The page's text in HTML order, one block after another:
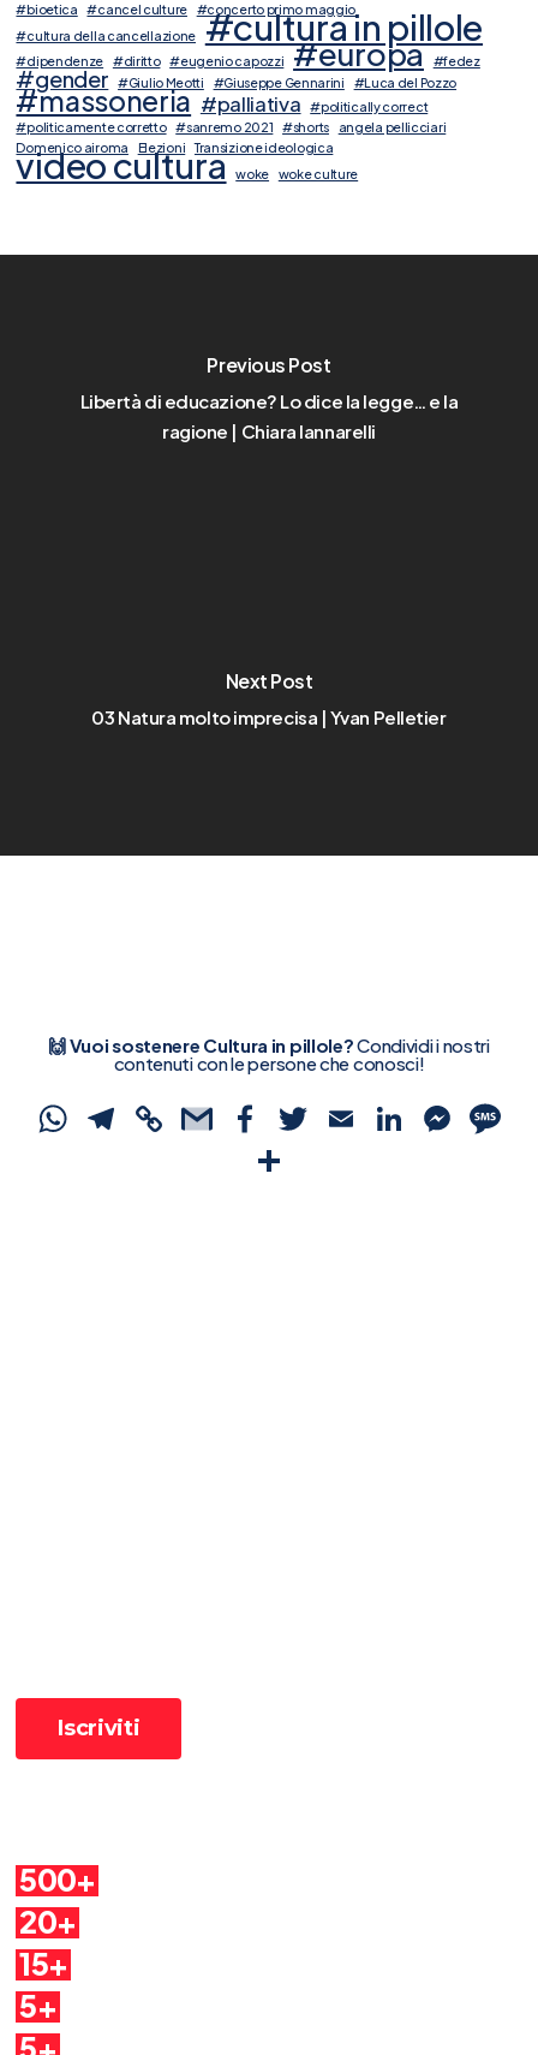
#bioetica #cancel culture
#concerto primo maggio
#cultura della cancellazione #cultura in pillole
#dipendenze #diritto #eugenio capozzi #europa #fedez
#gender #Giulio Meotti #Giuseppe Gennarini #Luca del Pozzo
#massoneria #palliativa
#politically correct
#politicamente corretto #sanremo 2021 #shorts
angela pellicciari
Domenico airoma
Elezioni Transizione ideologica
video cultura woke woke culture
Previous Post
Libertà di educazione? Lo dice la legge… e la
ragione | Chiara Iannarelli
Next Post
03 Natura molto imprecisa | Yvan Pelletier
🙌 Vuoi sostenere Cultura in pillole?Condividi i nostri
contenuti con le persone che conosci!
WhatsApp
Telegram
CopyGmailFacebook
Twitter
Email
500+
20+
15+
5+